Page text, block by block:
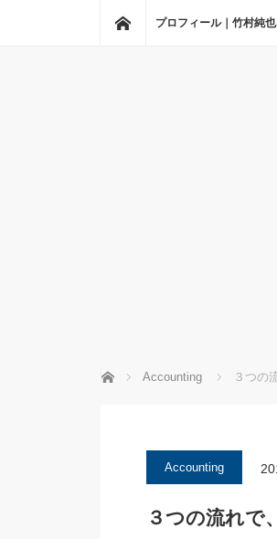
ホーム
プロフィール｜竹村純也
ホーム Accounting ３つの
Accounting
３つの流れで